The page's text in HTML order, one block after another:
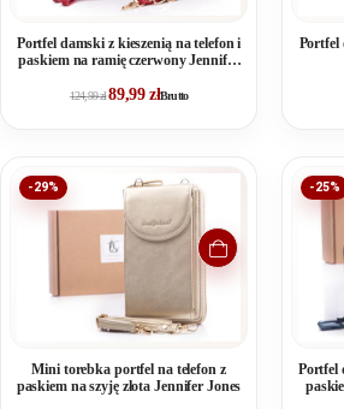
Portfel damski z kieszenią na telefon i
paskiem na ramię czerwony Jennifer
124,99zł89,99 złBrutto
Portfel
-29%
Mini torebka portfel na telefon z
paskiem na szyję złota Jennifer Jones
-25%
Portfel